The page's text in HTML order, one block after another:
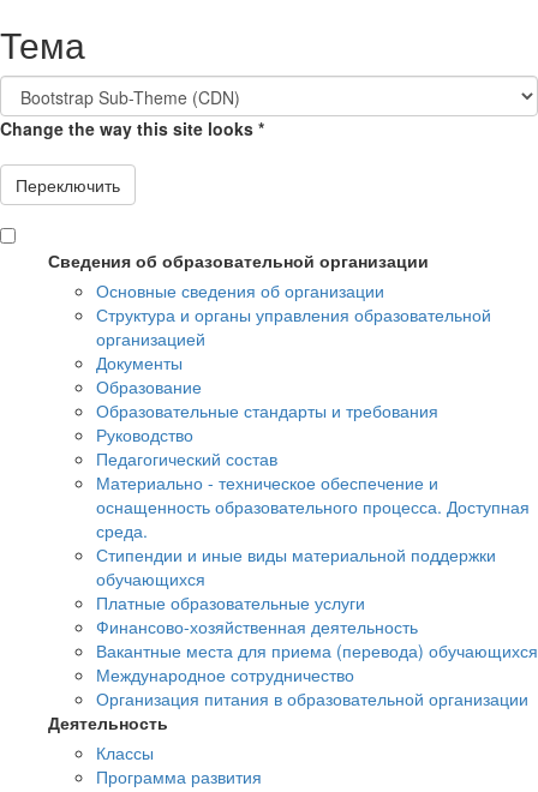
Тема
Change the way this site looks *
Переключить
Сведения об образовательной организации
Основные сведения об организации
Структура и органы управления образовательной
организацией
Документы
Образование
Образовательные стандарты и требования
Руководство
Педагогический состав
Материально - техническое обеспечение и
оснащенность образовательного процесса. Доступная
среда.
Стипендии и иные виды материальной поддержки
обучающихся
Платные образовательные услуги
Финансово-хозяйственная деятельность
Вакантные места для приема (перевода) обучающихся
Международное сотрудничество
Организация питания в образовательной организации
Деятельность
Классы
Программа развития